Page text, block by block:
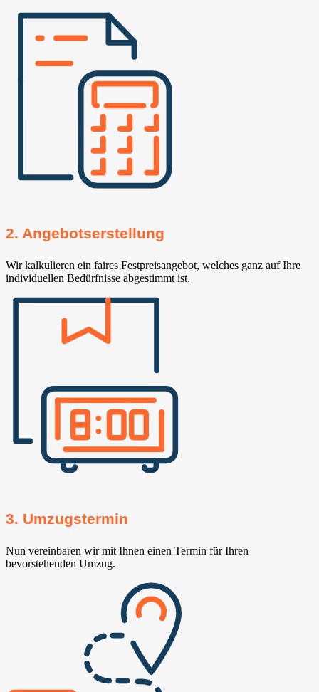
2. Angebotserstellung
Wir kalkulieren ein faires Festpreisangebot, welches ganz auf Ihre
individuellen Bedürfnisse abgestimmt ist.
3. Umzugstermin
Nun vereinbaren wir mit Ihnen einen Termin für Ihren
bevorstehenden Umzug.